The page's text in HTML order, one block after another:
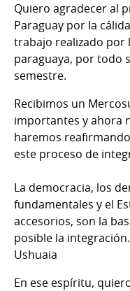
Quiero agradecer al
Paraguay por la
trabajo realizado por
paraguaya, por todo
semestre.
Recibimos un
importantes y ahora
haremos
este proceso de
La democracia, los
fundamentales y el
accesorios, son la
posible la
Ushuaia
En ese espíritu,